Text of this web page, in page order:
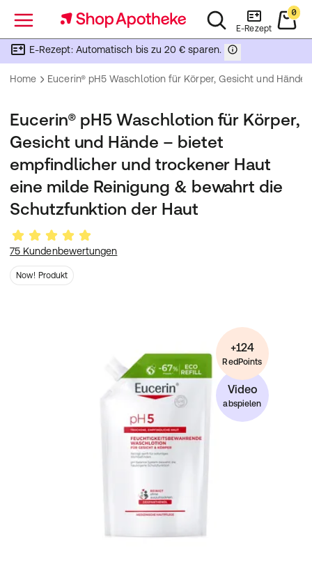
Menü E-Rezept
0
E-Rezept: Automatisch bis zu 20 € sparen.
Home Eucerin® pH5 Waschlotion für Körper, Gesicht und
Eucerin® pH5 Waschlotion für Körper,
Gesicht und Hände – bietet
empfindlicher und trockener Haut
eine milde Reinigung & bewahrt die
Schutzfunktion der Haut
75 Kundenbewertungen
Now! Produkt
Video
abspielen
+124
RedPoints